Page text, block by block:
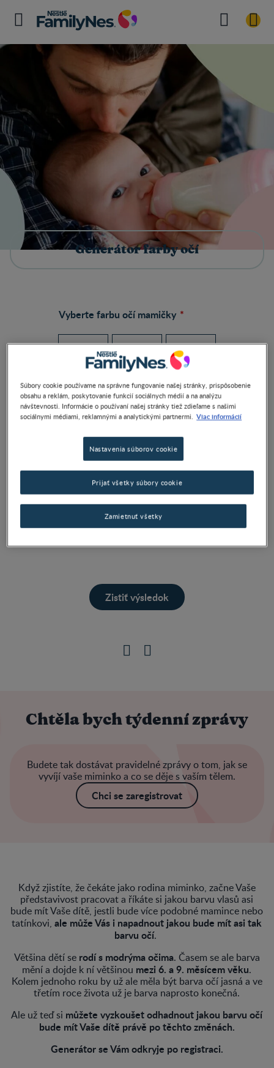
Generátor farby očí
Vyberte farbu očí mamičky
Modrá Hnedá Zelená
Vyberte si otcovu farbu očí
Hnedá
Chtěla bych týdenní zprávy
Budete tak dostávat pravidelné zprávy o tom, jak se
vyvíjí vaše miminko a co se děje s vaším tělem.
Chci se zaregistrovat
Když zjistíte, že čekáte jako rodina miminko, začne Vaše
představivost pracovat a říkáte si jakou barvu vlasů asi
bude mít Vaše dítě, jestli bude více podobné mamince nebo
tatínkovi,ale může Vás i napadnout jakou bude mít asi tak
barvu očí.
Většina dětí serodí s modrýma očima. Časem se ale barva
mění a dojde k ní většinou mezi 6. a 9. měsícem věku.
Kolem jednoho roku by už ale měla být barva očí jasná a ve
třetím roce života už je barva naprosto konečná.
Ale už teď si můžete vyzkoušet odhadnout jakou barvu očí
bude mít Vaše dítě právě po těchto změnách.
Generátor se Vám odkryje po registraci.
Súbory cookie používame na správne fungovanie našej stránky, prispôsobenie
obsahu a reklám, poskytovanie funkcií sociálnych médií a na analýzu
návštevnosti. Informácie o používaní našej stránky tiež zdieľame s našimi
sociálnymi médiami, reklamnými a analytickými partnermi. Viac informácií
Nastavenia súborov cookie
Zamietnuť všetky
Prijať všetky súbory cookie